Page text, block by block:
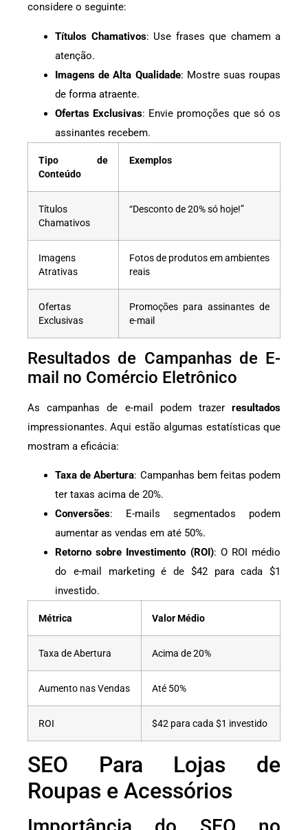
considere o seguinte:
Títulos Chamativos: Use frases que chamem a
atenção.
Imagens de Alta Qualidade: Mostre suas roupas
de forma atraente.
Ofertas Exclusivas: Envie promoções que só os
assinantes recebem.
Tipo de
Conteúdo
Exemplos
Títulos
Chamativos
“Desconto de 20% só hoje!”
Imagens
Atrativas
Fotos de produtos em ambientes
reais
Ofertas
Exclusivas
Promoções para assinantes de
e-mail
Resultados de Campanhas de E-
mail no Comércio Eletrônico
As campanhas de e-mail podem trazer resultados
impressionantes. Aqui estão algumas estatísticas que
mostram a eficácia:
Taxa de Abertura: Campanhas bem feitas podem
ter taxas acima de 20%.
Conversões: E-mails segmentados podem
aumentar as vendas em até 50%.
Retorno sobre Investimento (ROI): O ROI médio
do e-mail marketing é de $42 para cada $1
investido.
Métrica Valor Médio
Taxa de Abertura Acima de 20%
Aumento nas Vendas Até 50%
ROI $42 para cada $1 investido
SEO Para Lojas de
Roupas e Acessórios